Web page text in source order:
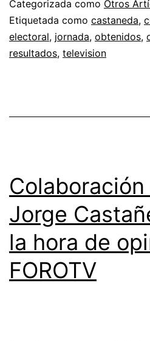
Categorizada como Otros
Etiquetada como castaneda,
electoral, jornada, obtenidos,
resultados, television
Colaboración
Jorge
la hora de
FOROTV